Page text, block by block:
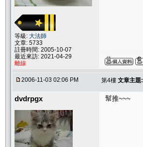
等級: 大法師
文章: 5733
註冊時間: 2005-10-07
最近來訪: 2021-04-29
離線
2006-11-03 02:06 PM 第4樓 文章主題:
dvdrpgx 幫推~~~